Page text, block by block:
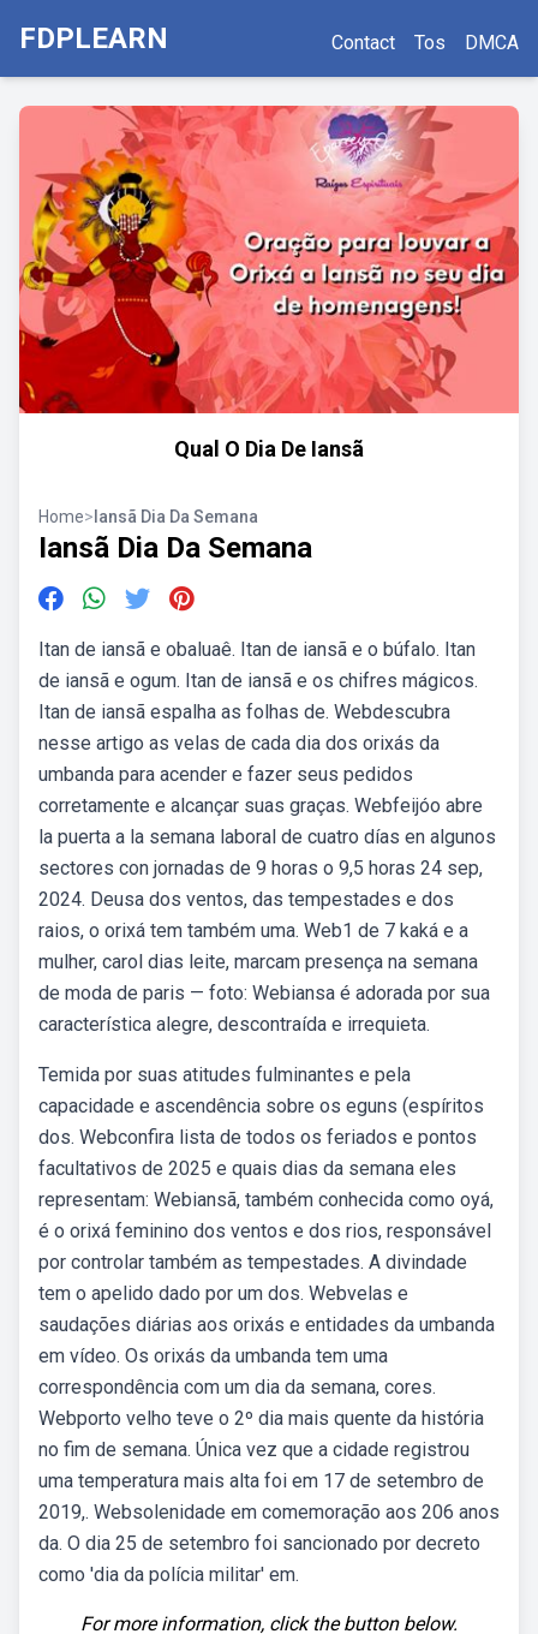
FDPLEARN Contact Tos DMCA
Qual O Dia De Iansã
Home> Iansã Dia Da Semana
Iansã Dia Da Semana
Itan de iansã e obaluaê. Itan de iansã e o búfalo. Itan
de iansã e ogum. Itan de iansã e os chifres mágicos.
Itan de iansã espalha as folhas de. Webdescubra
nesse artigo as velas de cada dia dos orixás da
umbanda para acender e fazer seus pedidos
corretamente e alcançar suas graças. Webfeijóo abre
la puerta a la semana laboral de cuatro días en algunos
sectores con jornadas de 9 horas o 9,5 horas 24 sep,
2024. Deusa dos ventos, das tempestades e dos
raios, o orixá tem também uma. Web1 de 7 kaká e a
mulher, carol dias leite, marcam presença na semana
de moda de paris — foto: Webiansa é adorada por sua
característica alegre, descontraída e irrequieta.
Temida por suas atitudes fulminantes e pela
capacidade e ascendência sobre os eguns (espíritos
dos. Webconfira lista de todos os feriados e pontos
facultativos de 2025 e quais dias da semana eles
representam: Webiansã, também conhecida como oyá,
é o orixá feminino dos ventos e dos rios, responsável
por controlar também as tempestades. A divindade
tem o apelido dado por um dos. Webvelas e
saudações diárias aos orixás e entidades da umbanda
em vídeo. Os orixás da umbanda tem uma
correspondência com um dia da semana, cores.
Webporto velho teve o 2º dia mais quente da história
no fim de semana. Única vez que a cidade registrou
uma temperatura mais alta foi em 17 de setembro de
2019,. Websolenidade em comemoração aos 206 anos
da. O dia 25 de setembro foi sancionado por decreto
como 'dia da polícia militar' em.
For more information, click the button below.